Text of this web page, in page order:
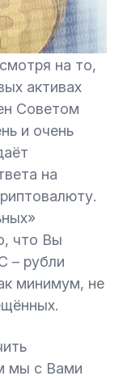
на то,
активах
Советом
и очень
на
что Вы
– рубли
минимум, не
мы с Вами